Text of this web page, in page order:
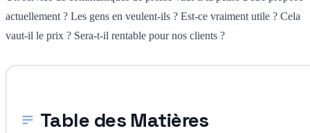
actuellement ? Les gens en veulent-ils ? Est-ce vraiment utile ? Cela
vaut-il le prix ? Sera-t-il rentable pour nos clients ?
Table des Matières